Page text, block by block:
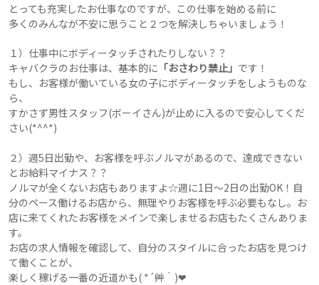
とっても充実したお仕事なのですが、この仕事を始める前に
多くのみんなが不安に思うこと２つを解決しちゃいましょう！
１）仕事中にボディータッチされたりしない？？
キャバクラのお仕事は、基本的に 「おさわり禁止」 です！
もし、お客様が働いている女の子にボディータッチをしようものな
ら、
すかさず男性スタッフ(ボーイさん)が止めに入るので安心してくだ
さい(*^^*)
２）週5日出勤や、お客様を呼ぶノルマがあるので、達成できない
とお給料マイナス？？
ノルマが全くないお店もありますよ☆週に1日～2日の出勤OK！自
分のペース働けるお店から、無理やりお客様を呼ぶ必要もなし。お
店に来てくれたお客様をメインで楽しませるお店もたくさんありま
す。
お店の求人情報を確認して、自分のスタイルに合ったお店を見つけ
て働くことが、
楽しく稼げる一番の近道かも( *´艸｀)❤